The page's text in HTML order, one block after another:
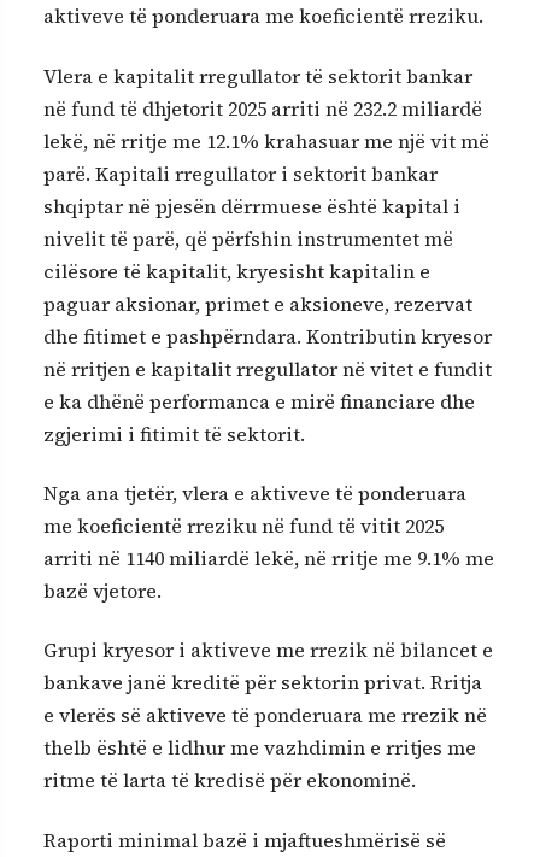
aktiveve të ponderuara me koeficientë rreziku.
Vlera e kapitalit rregullator të sektorit bankar
në fund të dhjetorit 2025 arriti në 232.2 miliardë
lekë, në rritje me 12.1% krahasuar me një vit më
parë. Kapitali rregullator i sektorit bankar
shqiptar në pjesën dërrmuese është kapital i
nivelit të parë, që përfshin instrumentet më
cilësore të kapitalit, kryesisht kapitalin e
paguar aksionar, primet e aksioneve, rezervat
dhe fitimet e pashpërndara. Kontributin kryesor
në rritjen e kapitalit rregullator në vitet e fundit
e ka dhënë performanca e mirë financiare dhe
zgjerimi i fitimit të sektorit.
Nga ana tjetër, vlera e aktiveve të ponderuara
me koeficientë rreziku në fund të vitit 2025
arriti në 1140 miliardë lekë, në rritje me 9.1% me
bazë vjetore.
Grupi kryesor i aktiveve me rrezik në bilancet e
bankave janë kreditë për sektorin privat. Rritja
e vlerës së aktiveve të ponderuara me rrezik në
thelb është e lidhur me vazhdimin e rritjes me
ritme të larta të kredisë për ekonominë.
Raporti minimal bazë i mjaftueshmërisë së